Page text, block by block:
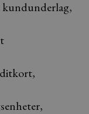
kundunderlag,